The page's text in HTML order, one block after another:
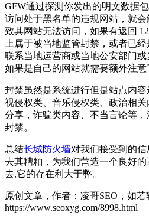
GFW通过探测你发出的明文数据
访问处于黑名单的违规网站，就
致其网站无法访问，如果有返回
上属于被当地监管封禁，或者已
联系当地运营商或当地公安部门或
如果是自己的网站就需要额外注意
封禁虽然是系统进行但是站点内
视侵权类、音乐侵权类、政治相
分享，诈骗类内容、不当言论等
封禁。
总结长城防火墙对我们接受到的信
去其糟粕，为我们营造一个良好
去,它的存在利大于弊。
原创文章，作者：凌哥SEO，如若
https://www.seoxyg.com/8998.html